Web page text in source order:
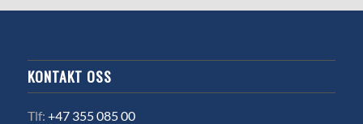
KONTAKT OSS
Tlf: +47 355 085 00